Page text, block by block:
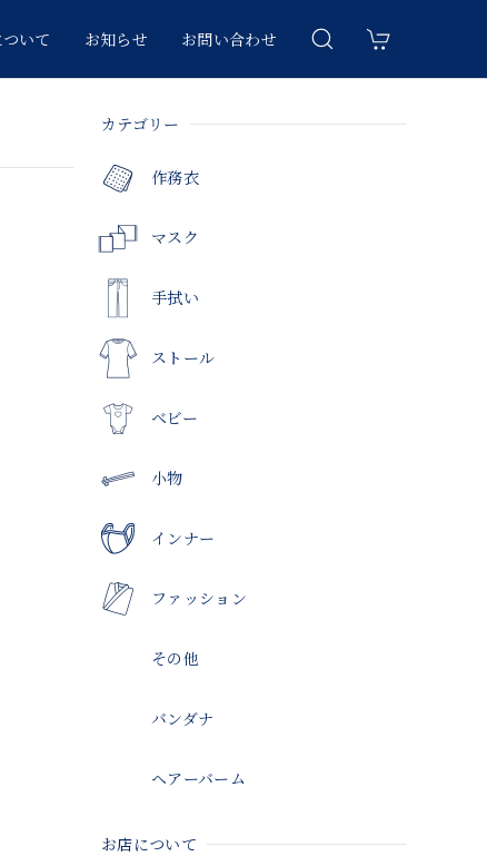
いて お知らせ お問い合わせ
カテゴリー
作務衣
マスク
手拭い
ストール
ベビー
小物
インナー
ファッション
その他
バンダナ
ヘアーバーム
お店について